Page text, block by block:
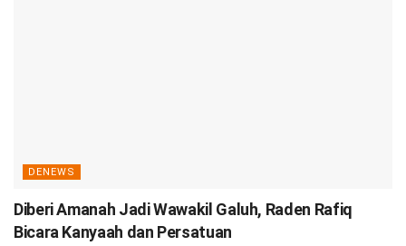
DENEWS
Diberi Amanah Jadi Wawakil Galuh, Raden Rafiq
Bicara Kanyaah dan Persatuan